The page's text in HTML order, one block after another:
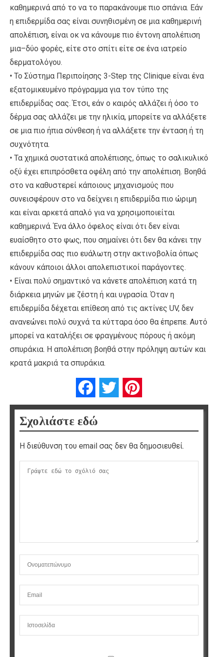
καθημερινά από το να το παρακάνουμε πιο σπάνια. Εάν
η επιδερμίδα σας είναι συνηθισμένη σε μια καθημερινή
απολέπιση, είναι οκ να κάνουμε πιο έντονη απολέπιση
μια–δύο φορές, είτε στο σπίτι είτε σε ένα ιατρείο
δερματολόγου.
• Το Σύστημα Περιποίησης 3-Step της Clinique είναι ένα
εξατομικευμένο πρόγραμμα για τον τύπο της
επιδερμίδας σας. Έτσι, εάν ο καιρός αλλάζει ή όσο το
δέρμα σας αλλάζει με την ηλικία, μπορείτε να αλλάξετε
σε μια πιο ήπια σύνθεση ή να αλλάξετε την ένταση ή τη
συχνότητα.
• Τα χημικά συστατικά απολέπισης, όπως το σαλικυλικό
οξύ έχει επιπρόσθετα οφέλη από την απολέπιση. Βοηθά
στο να καθυστερεί κάποιους μηχανισμούς που
συνεισφέρουν στο να δείχνει η επιδερμίδα πιο ώριμη
και είναι αρκετά απαλό για να χρησιμοποιείται
καθημερινά. Ένα άλλο όφελος είναι ότι δεν είναι
ευαίσθητο στο φως, που σημαίνει ότι δεν θα κάνει την
επιδερμίδα σας πιο ευάλωτη στην ακτινοβολία όπως
κάνουν κάποιοι άλλοι απολεπιστικοί παράγοντες.
• Είναι πολύ σημαντικό να κάνετε απολέπιση κατά τη
διάρκεια μηνών με ζέστη ή και υγρασία. Όταν η
επιδερμίδα δέχεται επίθεση από τις ακτίνες UV, δεν
ανανεώνει πολύ συχνά τα κύτταρα όσο θα έπρεπε. Αυτό
μπορεί να καταλήξει σε φραγμένους πόρους ή ακόμη
σπυράκια. Η απολέπιση βοηθά στην πρόληψη αυτών και
κρατά μακριά τα σπυράκια.
FacebookTwitter
Σχολιάστε εδώ
Η διεύθυνση του email σας δεν θα δημοσιευθεί.